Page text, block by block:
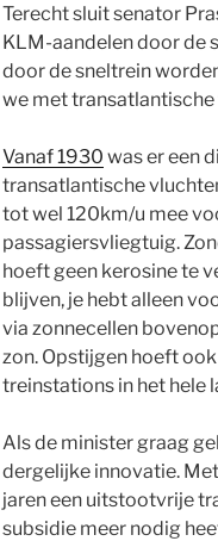
Terecht sluit senator
KLM-aandelen door de
door de sneltrein
we met
Vanaf 1930 was er een
transatlantische
tot wel 120km/u mee
passagiersvliegtuig.
hoeft geen kerosine te
blijven, je hebt alleen
via zonnecellen
zon. Opstijgen hoeft
treinstations in het hele
Als de minister graag
dergelijke innovatie.
jaren een uitstootvrije
subsidie meer nodig